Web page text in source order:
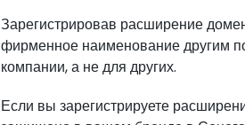
Зарегистрировав расширение
фирменное наименование другим
компании, а не для других.
Если вы зарегистрируете